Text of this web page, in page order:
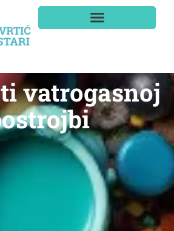
vatrogasnoj